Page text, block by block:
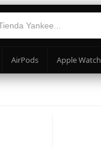
AirPods Apple Watch